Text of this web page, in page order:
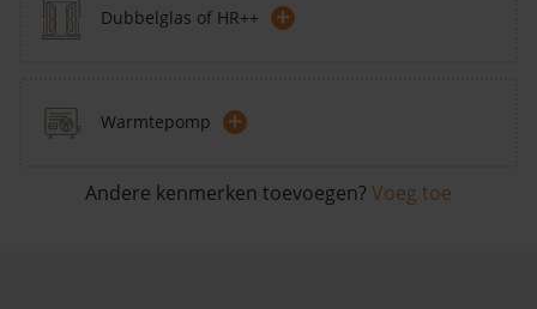
Dubbelglas of HR++ +
Warmtepomp +
Andere kenmerken toevoegen? Voeg toe